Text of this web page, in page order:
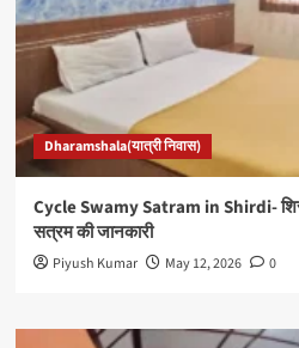
Dharamshala(यात्री निवास)
Cycle Swamy Satram in Shirdi-
सत्रम की जानकारी
Piyush Kumar May 12, 2026 0